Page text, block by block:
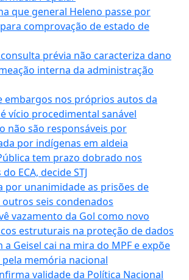
que general Heleno passe por
comprovação de estado de
prévia não caracteriza dano
interna da administração
embargos nos próprios autos da
vício procedimental sanável
não são responsáveis por
por indígenas em aldeia
tem prazo dobrado nos
ECA, decide STJ
por unanimidade as prisões de
seis condenados
vazamento da Gol como novo
estruturais na proteção de dados
Geisel cai na mira do MPF e expõe
memória nacional
validade da Política Nacional